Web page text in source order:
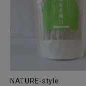
NATURE-style